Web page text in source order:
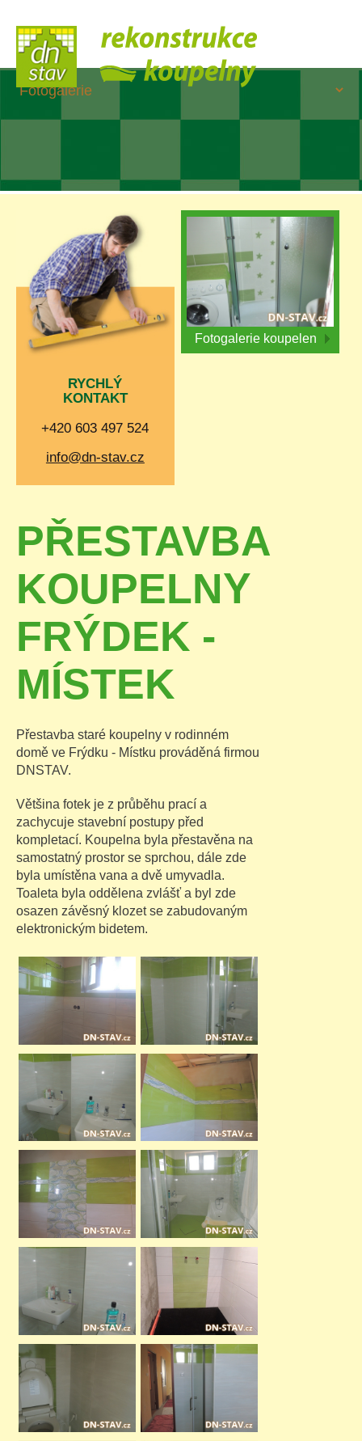
RYCHLÝ
KONTAKT
+420 603 497 524
info@dn-stav.cz
Fotogalerie koupelen
PŘESTAVBA
KOUPELNY
FRÝDEK -
MÍSTEK
Přestavba staré koupelny v rodinném
domě ve Frýdku - Místku prováděná firmou
DNSTAV.
Většina fotek je z průběhu prací a
zachycuje stavební postupy před
kompletací. Koupelna byla přestavěna na
samostatný prostor se sprchou, dále zde
byla umístěna vana a dvě umyvadla.
Toaleta byla oddělena zvlášť a byl zde
osazen závěsný klozet se zabudovaným
elektronickým bidetem.